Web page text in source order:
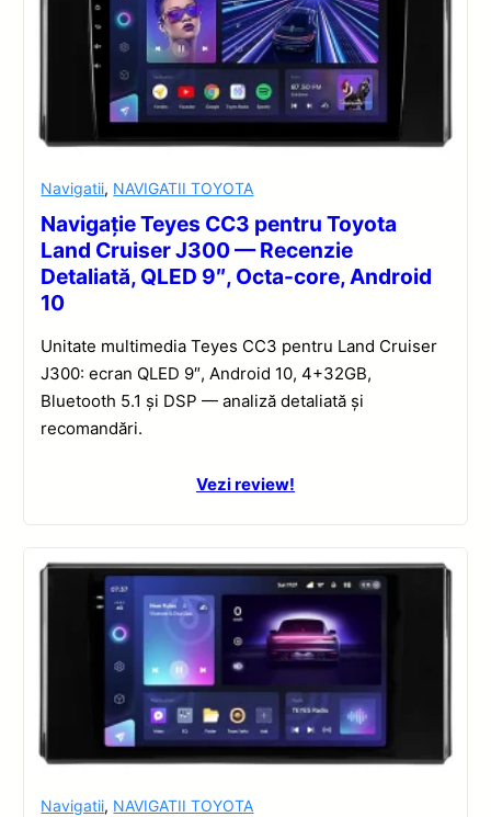
Navigatii, NAVIGATII TOYOTA
Navigație Teyes CC3 pentru Toyota
Land Cruiser J300 — Recenzie
Detaliată, QLED 9″, Octa-core, Android
10
Unitate multimedia Teyes CC3 pentru Land Cruiser
J300: ecran QLED 9″, Android 10, 4+32GB,
Bluetooth 5.1 și DSP — analiză detaliată și
recomandări.
Vezi review!
Navigatii, NAVIGATII TOYOTA